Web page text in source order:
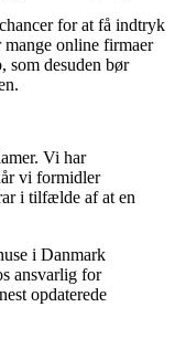
for at få indtryk
online firmaer
som desuden bør
Vi har
vi formidler
i tilfælde af at en
i Danmark
ansvarlig for
opdaterede